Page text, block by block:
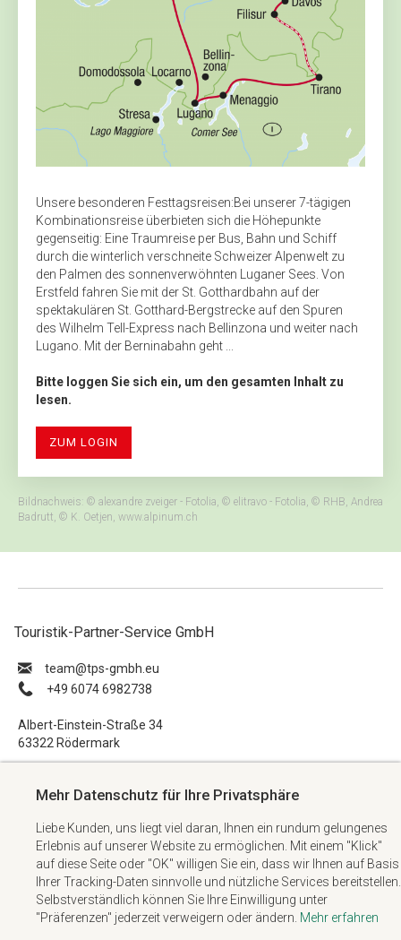
Unsere besonderen Festtagsreisen:Bei unserer 7-tägigen
Kombinationsreise überbieten sich die Höhepunkte
gegenseitig: Eine Traumreise per Bus, Bahn und Schiff
durch die winterlich verschneite Schweizer Alpenwelt zu
den Palmen des sonnenverwöhnten Luganer Sees. Von
Erstfeld fahren Sie mit der St. Gotthardbahn auf der
spektakulären St. Gotthard-Bergstrecke auf den Spuren
des Wilhelm Tell-Express nach Bellinzona und weiter nach
Lugano. Mit der Berninabahn geht ...
Bitte loggen Sie sich ein, um den gesamten Inhalt zu
lesen.
ZUM LOGIN
Bildnachweis: © alexandre zveiger - Fotolia, © elitravo - Fotolia, © RHB, Andrea
Badrutt, © K. Oetjen, www.alpinum.ch
Touristik-Partner-Service GmbH
ue.hbmg-spt@maet
+49 6074 6982738
Albert-Einstein-Straße 34
63322 Rödermark
Impressum
AGB
Kontakt
Mehr Datenschutz für Ihre Privatsphäre
Liebe Kunden, uns liegt viel daran, Ihnen ein rundum gelungenes
Erlebnis auf unserer Website zu ermöglichen. Mit einem "Klick"
auf diese Seite oder "OK" willigen Sie ein, dass wir Ihnen auf Basis
Ihrer Tracking-Daten sinnvolle und nützliche Services bereitstellen.
Selbstverständlich können Sie Ihre Einwilligung unter
"Präferenzen" jederzeit verweigern oder ändern. Mehr erfahren